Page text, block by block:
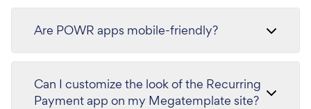
Are POWR apps mobile-friendly?
Can I customize the look of the Recurring
Payment app on my Megatemplate site?